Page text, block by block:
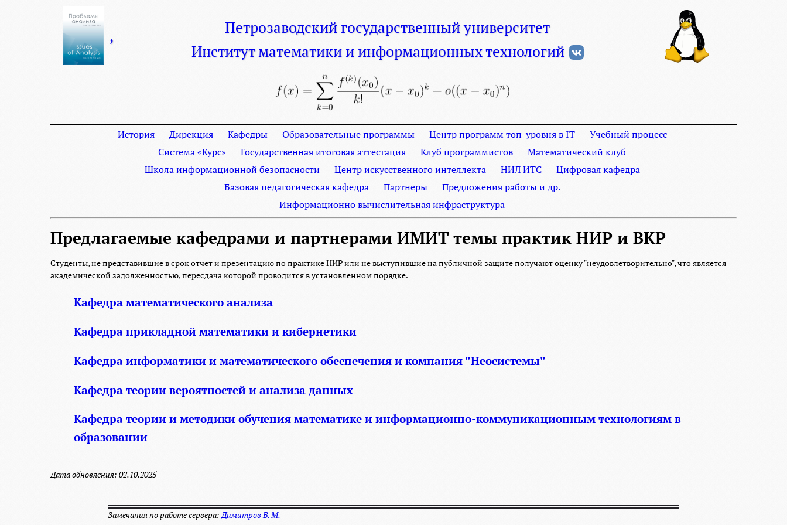
, Петрозаводский государственный университет
Институт математики и информационных технологий
История Дирекция Кафедры Образовательные программы Центр программ топ-уровня в IT
Учебный процесс
Система «Курс»
Государственная итоговая аттестация Клуб программистов
Математический клуб
Школа информационной безопасности
Центр искусственного интеллекта НИЛ ИТС
Цифровая кафедра
Базовая педагогическая кафедра
Партнеры
Предложения работы и др.
Информационно вычислительная инфраструктура
Предлагаемые кафедрами и партнерами ИМИТ темы практик НИР и ВКР
Студенты, не представившие в срок отчет и презентацию по практике НИР или не выступившие на публичной защите получают оценку "неудовлетворительно", что является
академической задолженностью, пересдача которой проводится в установленном порядке.
Кафедра математического анализа
Кафедра прикладной математики и кибернетики
Кафедра информатики и математического обеспечения и компания "Неосистемы"
Кафедра теории вероятностей и анализа данных
Кафедра теории и методики обучения математике и информационно-коммуникационным технологиям в
образовании
Дата обновления: 02.10.2025
Замечания по работе сервера:Димитров В. М.